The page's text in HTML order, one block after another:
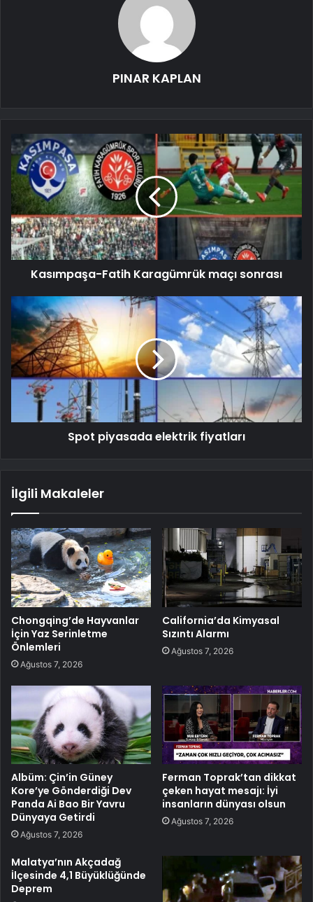
PINAR KAPLAN
Kasımpaşa-Fatih Karagümrük maçı sonrası
Spot piyasada elektrik fiyatları
İlgili Makaleler
Chongqing’de Hayvanlar
İçin Yaz Serinletme
Önlemleri
Ağustos 7, 2026
California’da Kimyasal
Sızıntı Alarmı
Ağustos 7, 2026
Albüm: Çin’in Güney
Kore’ye Gönderdiği Dev
Panda Ai Bao Bir Yavru
Dünyaya Getirdi
Ağustos 7, 2026
Ferman Toprak’tan dikkat
çeken hayat mesajı: İyi
insanların dünyası olsun
Ağustos 7, 2026
Malatya’nın Akçadağ
İlçesinde 4,1 Büyüklüğünde
Deprem